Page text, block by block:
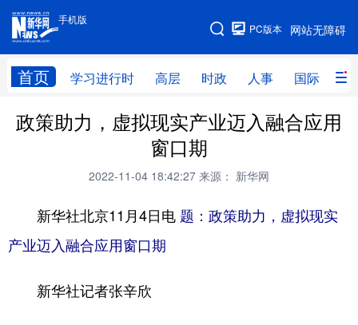
手机版
网站无障碍
PC版本
首页 学习进行时 高层 时政 人事 国际 财
手机版
网站地图
学习进行时 高层 时政 人事
全球连线
科技 科创 量子 体育
文化 书画
访谈 视频
政策助力，虚拟现实产业迈入融合应用
窗口期
2022-11-04 18:42:27 来源： 新华网
新华社北京11月4日电 题：政策助力，虚拟现实
产业迈入融合应用窗口期
新华社记者张辛欣